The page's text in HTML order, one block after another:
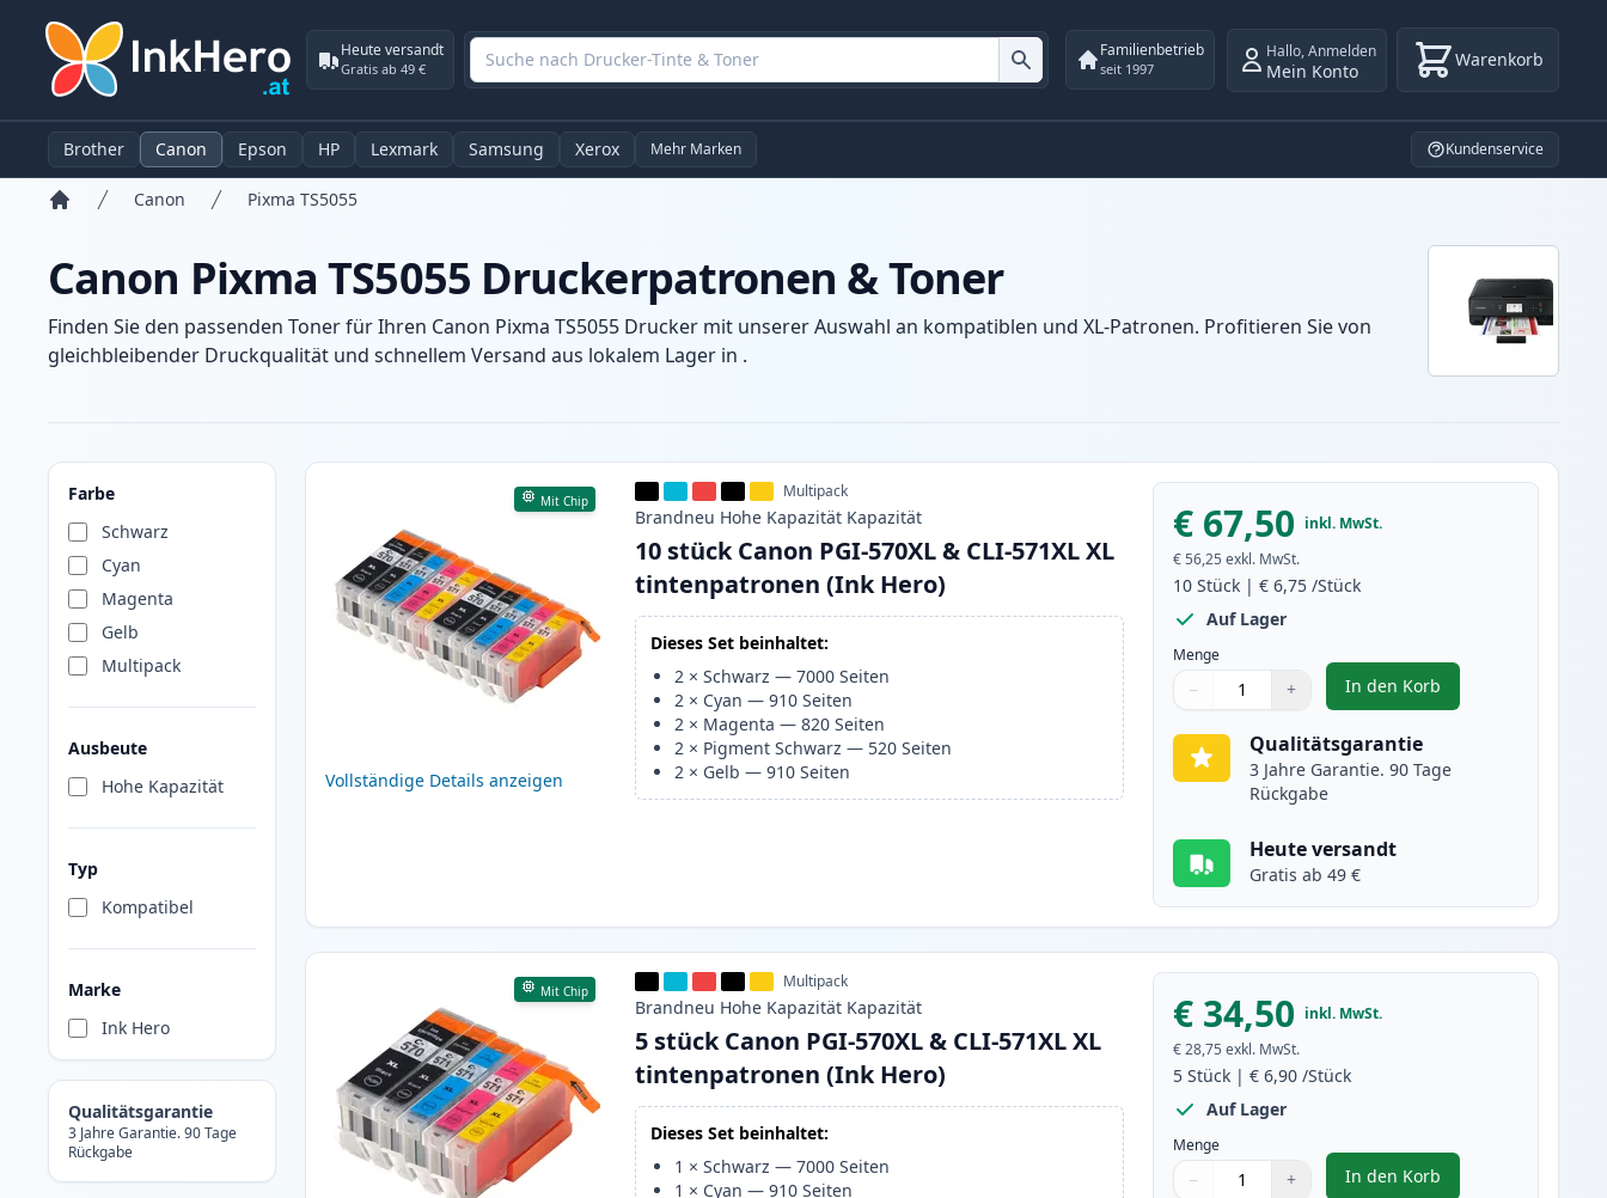
Heute versandt
Gratis ab 49 €
Familienbetrieb
seit 1997
Hallo,Anmelden
Mein Konto Warenkorb
Brother Canon Epson HP Lexmark Samsung Xerox Mehr Marken Kundenservice
Canon Pixma TS5055
Canon Pixma TS5055 Druckerpatronen & Toner
Finden Sie den passenden Toner für Ihren Canon Pixma TS5055 Drucker mit unserer Auswahl an kompatiblen und XL-Patronen. Profitieren Sie von
gleichbleibender Druckqualität und schnellem Versand aus lokalem Lager in .
Farbe
Schwarz
Cyan
Magenta
Gelb
Multipack
Ausbeute
Hohe Kapazität
Typ
Kompatibel
Marke
Ink Hero
Qualitätsgarantie
3 Jahre Garantie. 90 Tage
Rückgabe
Produkte
Mit Chip
Vollständige Details anzeigen
Multipack
Brandneu Hohe Kapazität Kapazität
10 stück Canon PGI-570XL & CLI-571XL XL
tintenpatronen (Ink Hero)
Dieses Set beinhaltet:
2 ×Schwarz —7000 Seiten
2 × Cyan —910 Seiten
2 × Magenta —820 Seiten
2 × Pigment Schwarz — 520 Seiten
2 × Gelb —910 Seiten
€ 67,50 inkl. MwSt.
€ 56,25 exkl. MwSt.
10 Stück |€ 6,75 /Stück
Auf Lager
Menge
Menge
Verwenden Sie die Tasten, um anzupassen
− +
Menge 1
In den Korb
, 10 stück Canon PGI-
Qualitätsgarantie
3 Jahre Garantie. 90 Tage
Rückgabe
Heute versandt
Gratis ab 49 €
Mit Chip Multipack
Brandneu Hohe Kapazität Kapazität
5 stück Canon PGI-570XL & CLI-571XL XL
tintenpatronen (Ink Hero)
Dieses Set beinhaltet:
1 ×Schwarz —7000 Seiten
1 × Cyan —910 Seiten
€ 34,50 inkl. MwSt.
€ 28,75 exkl. MwSt.
5 Stück |€ 6,90 /Stück
Auf Lager
Menge
Menge
Verwenden Sie die Tasten, um anzupassen
− +
Menge 1
In den Korb
, 5 stück Canon PGI-